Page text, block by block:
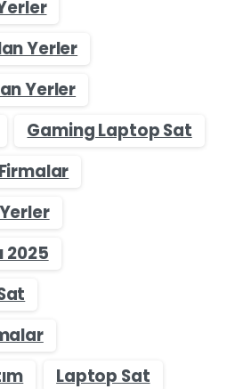
Yerler
Yerler
Gaming Laptop Sat
2025
Laptop Sat